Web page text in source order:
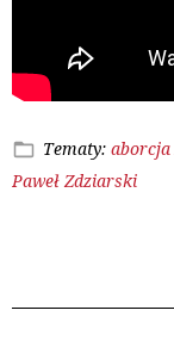
Tematy: aborcja
Paweł Zdziarski